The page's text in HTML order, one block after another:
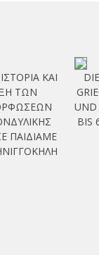
ΚΑΙ
ΤΩΝ
ΠΑΙΔΙΑΜΕ
UND
BIS